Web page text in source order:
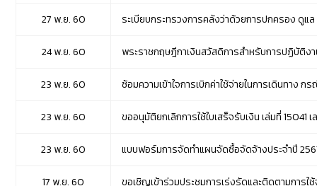
27 พ.ย. 60 ระเบียบกระทรวงการคลังว่าด้วยการปกครอง ดูแ
24 พ.ย. 60 พระราชกฤษฎีกาเงินสวัสดิการสำหรับการปฏิบัติ
23 พ.ย. 60 ซ้อมความเข้าใจการเบิกค่าใช้จ่ายในการเดินทาง
23 พ.ย. 60 ขออนุมัติยกเลิกการใช้ใบเสร็จรับเงิน เล่มที่
23 พ.ย. 60 แบบฟอร์มการจัดทำแผนจัดซื้อจัดจ้างประจำปี
17 พ.ย. 60 ขอเชิญเข้าร่วมประชุมการเร่งรัดและติดตามการ